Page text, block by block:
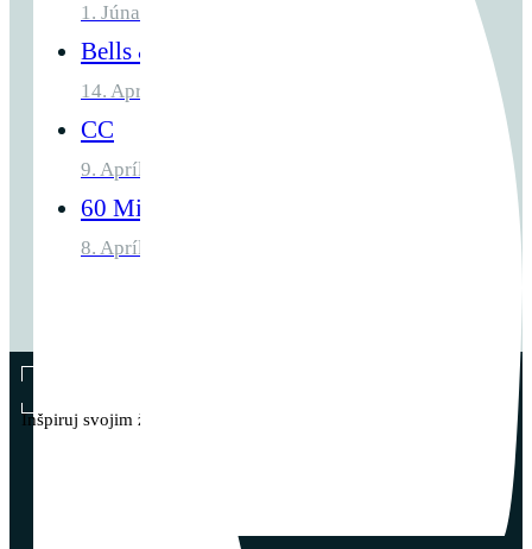
1. Júna 2025
Bells & Calories
14. Apríla 2025
CC
9. Apríla 2025
60 Minutes
8. Apríla 2025
Inšpiruj svojim životom …